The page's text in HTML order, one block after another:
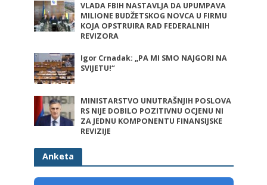
VLADA FBIH NASTAVLJA DA UPUMPAVA
MILIONE BUDŽETSKOG NOVCA U FIRMU
KOJA OPSTRUIRA RAD FEDERALNIH
REVIZORA
Igor Crnadak: „PA MI SMO NAJGORI NA
SVIJETU!“
MINISTARSTVO UNUTRAŠNJIH POSLOVA
RS NIJE DOBILO POZITIVNU OCJENU NI
ZA JEDNU KOMPONENTU FINANSIJSKE
REVIZIJE
Anketa